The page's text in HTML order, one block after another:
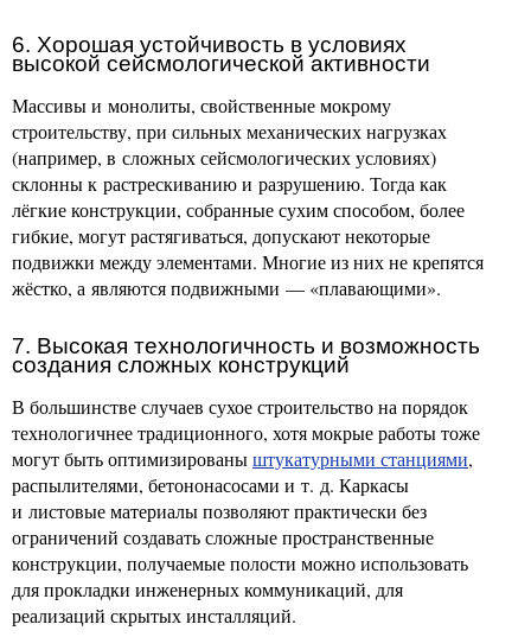
6. Хорошая устойчивость в условиях
высокой сейсмологической активности
Массивы и монолиты, свойственные мокрому
строительству, при сильных механических нагрузках
(например, в сложных сейсмологических условиях)
склонны к растрескиванию и разрушению. Тогда как
лёгкие конструкции, собранные сухим способом, более
гибкие, могут растягиваться, допускают некоторые
подвижки между элементами. Многие из них не крепятся
жёстко, а являются подвижными — «плавающими».
7. Высокая технологичность и возможность
создания сложных конструкций
В большинстве случаев сухое строительство на порядок
технологичнее традиционного, хотя мокрые работы тоже
могут быть оптимизированыштукатурными станциями,
распылителями, бетононасосами и т. д. Каркасы
и листовые материалы позволяют практически без
ограничений создавать сложные пространственные
конструкции, получаемые полости можно использовать
для прокладки инженерных коммуникаций, для
реализаций скрытых инсталляций.